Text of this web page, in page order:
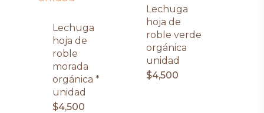
Lechuga
hoja de
roble
morada
orgánica *
unidad
$4,500
Lechuga
hoja de
roble verde
orgánica
unidad
$4,500